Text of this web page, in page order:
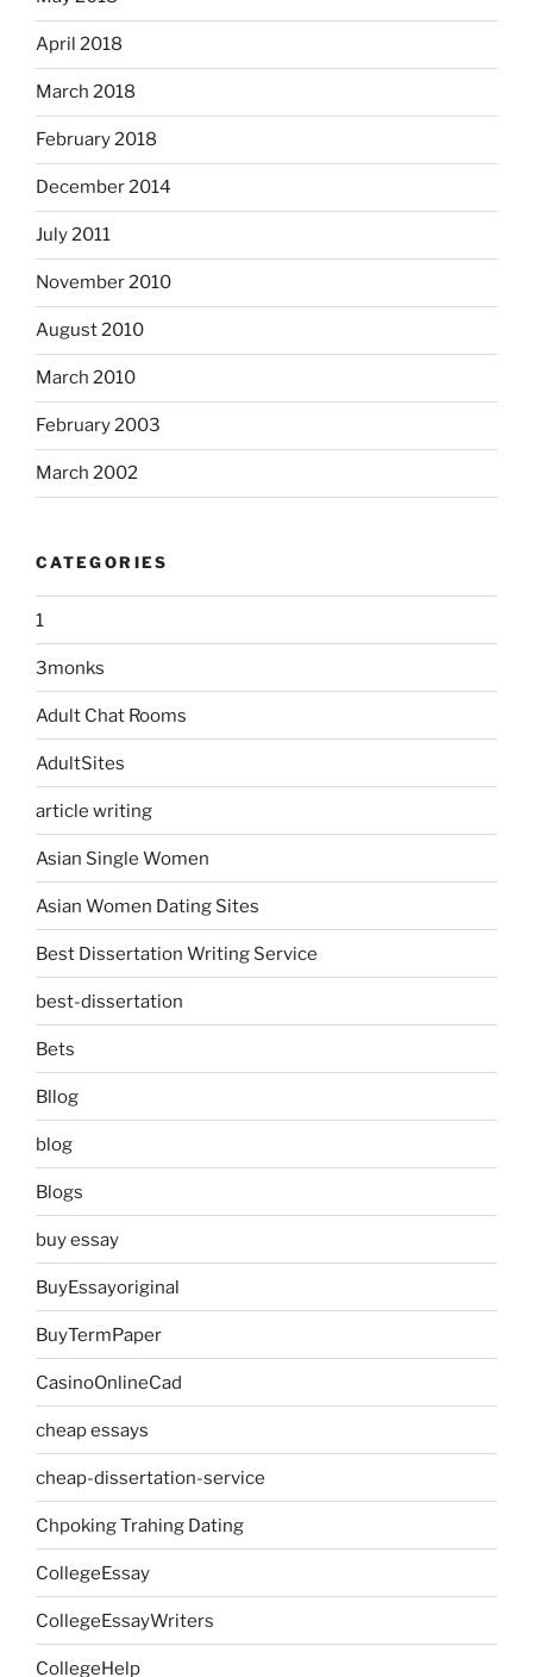
April 2018
March 2018
February 2018
December 2014
July 2011
November 2010
August 2010
March 2010
February 2003
March 2002
CATEGORIES
1
3monks
Adult Chat Rooms
AdultSites
article writing
Asian Single Women
Asian Women Dating Sites
Best Dissertation Writing Service
best-dissertation
Bets
Bllog
blog
Blogs
buy essay
BuyEssayoriginal
BuyTermPaper
CasinoOnlineCad
cheap essays
cheap-dissertation-service
Chpoking Trahing Dating
CollegeEssay
CollegeEssayWriters
CollegeHelp